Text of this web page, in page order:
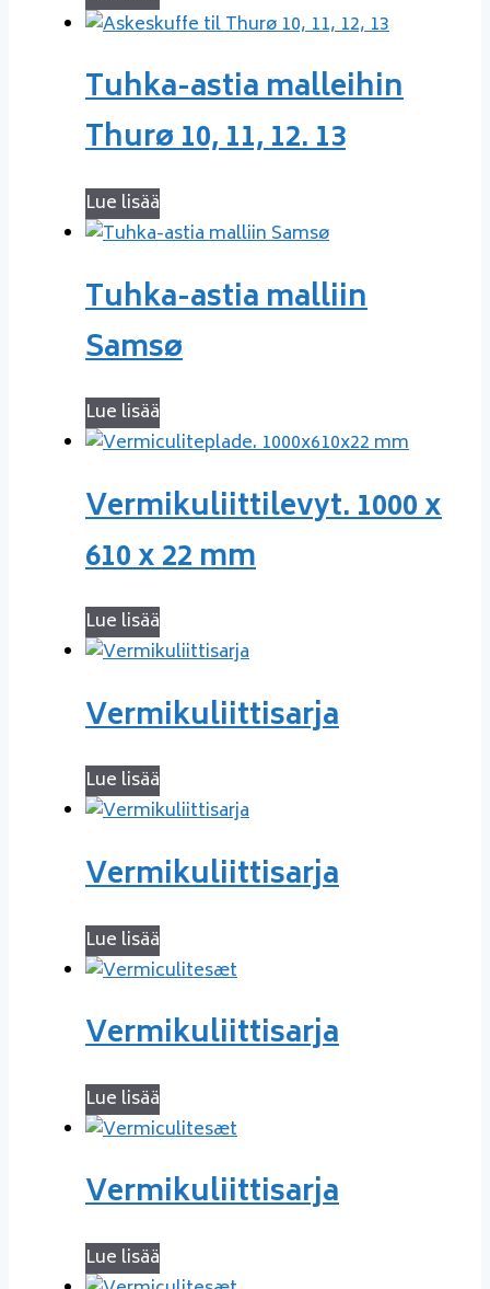
Tuhka-astia malleihin
Thurø 10, 11, 12. 13
Lue lisää
Tuhka-astia malliin
Samsø
Lue lisää
Vermikuliittilevyt. 1000 x
610 x 22 mm
Lue lisää
Vermikuliittisarja
Lue lisää
Vermikuliittisarja
Lue lisää
Vermikuliittisarja
Lue lisää
Vermikuliittisarja
Lue lisää